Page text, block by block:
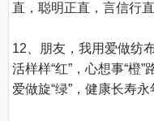
直，聪明正直，言信行直
12、朋友，我用爱做纺
活样样“红”，心想事“橙
爱做旋“绿”，健康长寿永